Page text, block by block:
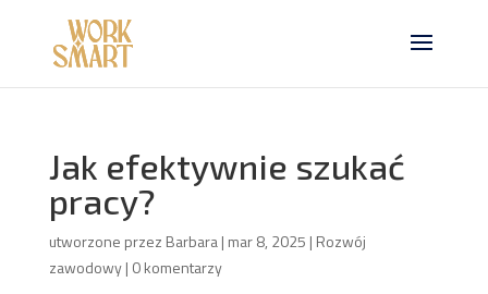
Jak efektywnie szukać
pracy?
utworzone przez Barbara| mar 8, 2025 | Rozwój
zawodowy| 0 komentarzy